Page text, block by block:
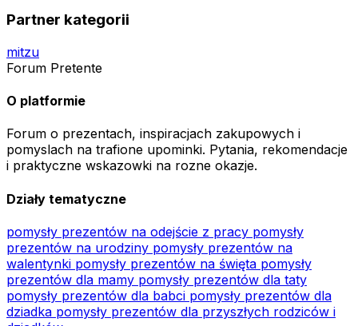
Partner kategorii
mitzu
Forum Pretente
O platformie
Forum o prezentach, inspiracjach zakupowych i
pomyslach na trafione upominki. Pytania, rekomendacje
i praktyczne wskazowki na rozne okazje.
Działy tematyczne
pomysły prezentów na odejście z pracy pomysły
prezentów na urodziny pomysły prezentów na
walentynki pomysły prezentów na święta pomysły
prezentów dla mamy pomysły prezentów dla taty
pomysły prezentów dla babci pomysły prezentów dla
dziadka pomysły prezentów dla przyszłych rodziców i